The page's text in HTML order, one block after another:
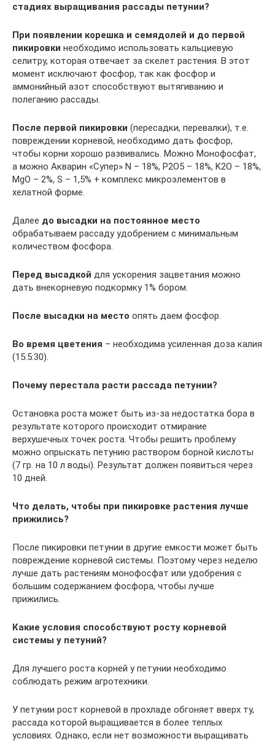
стадиях выращивания рассады петунии?
При появлении корешка и семядолей и до первой
пикировки необходимо использовать кальциевую
селитру, которая отвечает за скелет растения. В этот
момент исключают фосфор, так как фосфор и
аммонийный азот способствуют вытягиванию и
полеганию рассады.
После первой пикировки (пересадки, перевалки), т.е.
повреждении корневой, необходимо дать фосфор,
чтобы корни хорошо развивались. Можно Монофосфат,
а можно Акварин «Супер» N – 18%, P2O5 – 18%, K2O – 18%,
MgO – 2%, S – 1,5% + комплекс микроэлементов в
хелатной форме.
Далее до высадки на постоянное место
обрабатываем рассаду удобрением с минимальным
количеством фосфора.
Перед высадкой для ускорения зацветания можно
дать внекорневую подкормку 1% бором.
После высадки на место опять даем фосфор.
Во время цветения – необходима усиленная доза калия
(15:5:30).
Почему перестала расти рассада петунии?
Остановка роста может быть из-за недостатка бора в
результате которого происходит отмирание
верхушечных точек роста. Чтобы решить проблему
можно опрыскать петунию раствором борной кислоты
(7 гр. на 10 л воды). Результат должен появиться через
10 дней.
Что делать, чтобы при пикировке растения лучше
прижились?
После пикировки петунии в другие емкости может быть
повреждение корневой системы. Поэтому через неделю
лучше дать растениям монофосфат или удобрения с
большим содержанием фосфора, чтобы лучше
прижились.
Какие условия способствуют росту корневой
системы у петуний?
Для лучшего роста корней у петунии необходимо
соблюдать режим агротехники.
У петунии рост корневой в прохладе обгоняет вверх ту,
рассада которой выращивается в более теплых
условиях. Однако, если нет возможности выращивать